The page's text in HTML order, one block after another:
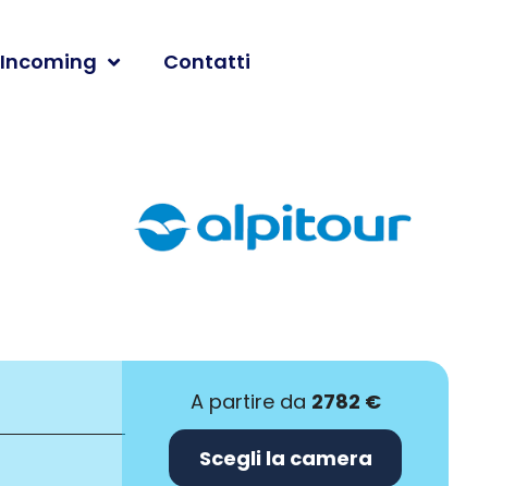
Incoming Contatti
A partire da 2782 €
Scegli la camera